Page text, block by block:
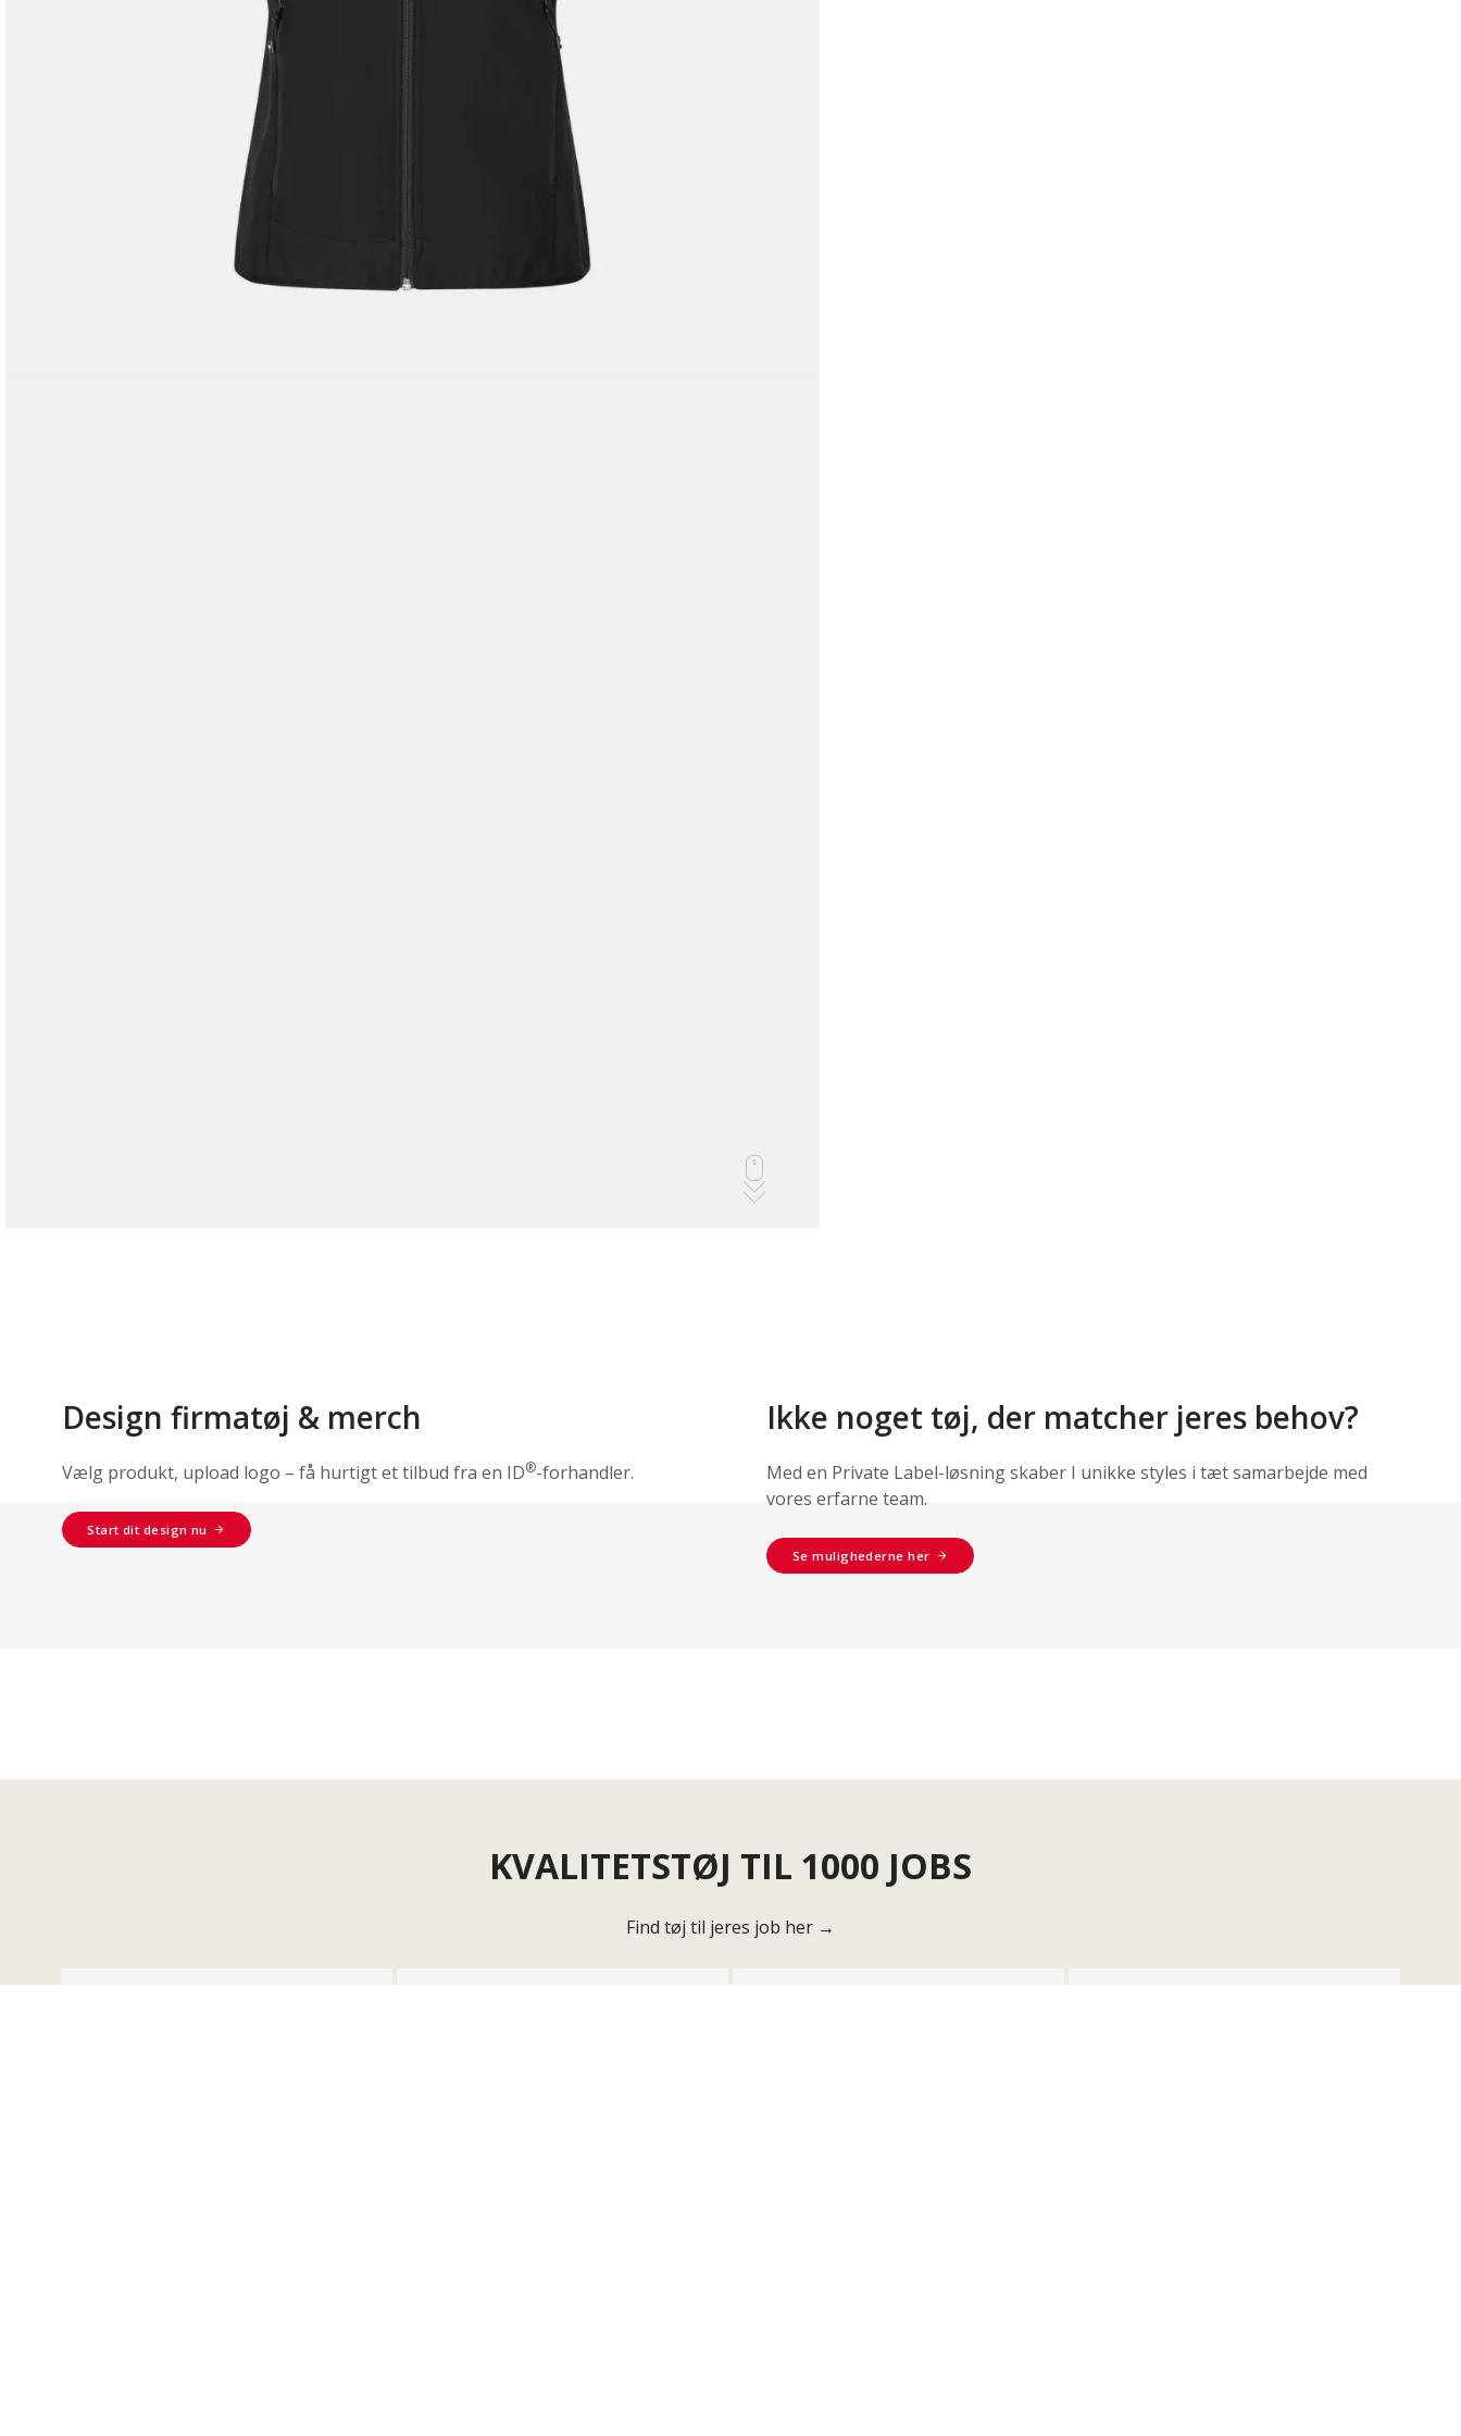
Design firmatøj & merch
Vælg produkt, upload logo – få hurtigt et tilbud fra en ID®-forhandler.
Start dit design nu
Ikke noget tøj, der matcher jeres behov?
Med en Private Label-løsning skaber I unikke styles i tæt samarbejde med
vores erfarne team.
Se mulighederne her
KVALITETSTØJ TIL 1000 JOBS
Find tøj til jeres job her →